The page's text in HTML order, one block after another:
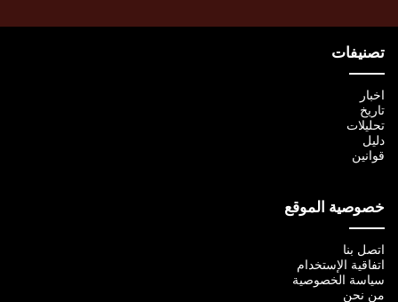
تصنيفات
اخبار
تاريخ
تحليلات
دليل
قوانين
خصوصية الموقع
اتصل بنا
اتفاقية الإستخدام
سياسة الخصوصية
من نحن